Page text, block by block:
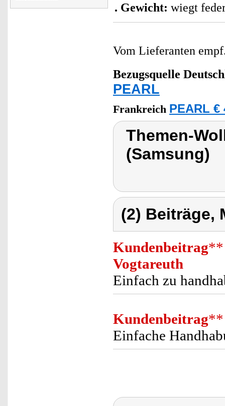
Gewicht: wiegt
Vom Lieferanten
Bezugsquelle
PEARL
Frankreich PEARL €
Themen-
(Samsung)
(2) Beiträge,
Kundenbeitrag**
Vogtareuth
Einfach zu
Kundenbeitrag**
Einfache